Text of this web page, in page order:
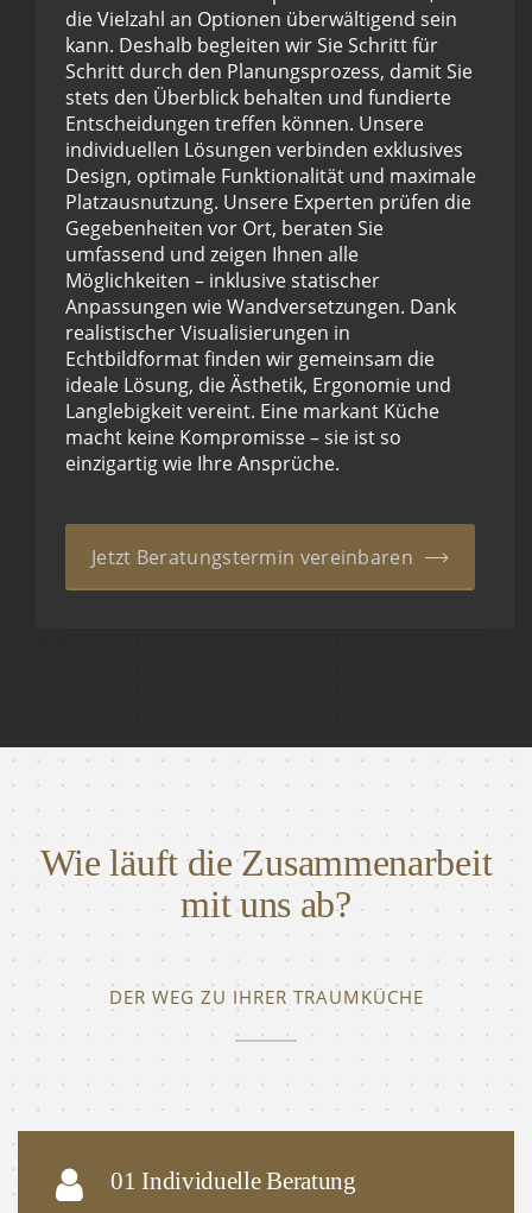
die Vielzahl an Optionen überwältigend sein
kann. Deshalb begleiten wir Sie Schritt für
Schritt durch den Planungsprozess, damit Sie
stets den Überblick behalten und fundierte
Entscheidungen treffen können. Unsere
individuellen Lösungen verbinden exklusives
Design, optimale Funktionalität und maximale
Platzausnutzung. Unsere Experten prüfen die
Gegebenheiten vor Ort, beraten Sie
umfassend und zeigen Ihnen alle
Möglichkeiten – inklusive statischer
Anpassungen wie Wandversetzungen. Dank
realistischer Visualisierungen in
Echtbildformat finden wir gemeinsam die
ideale Lösung, die Ästhetik, Ergonomie und
Langlebigkeit vereint. Eine markant Küche
macht keine Kompromisse – sie ist so
einzigartig wie Ihre Ansprüche.
Jetzt Beratungstermin vereinbaren
Wie läuft die Zusammenarbeit
mit uns ab?
DER WEG ZU IHRER TRAUMKÜCHE
01 Individuelle Beratung